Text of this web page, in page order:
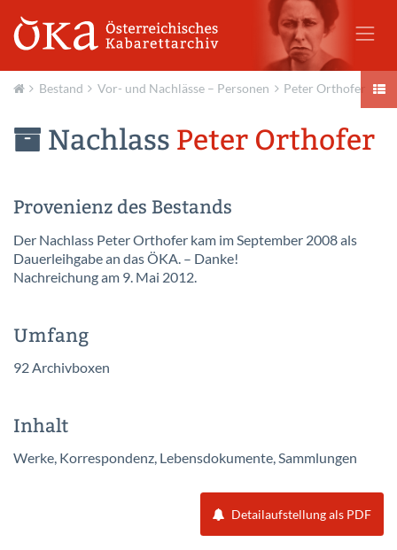
Bestand Vor- und Nachlässe – Personen Peter Orthofer
Nachlass Peter Orthofer
Provenienz des Bestands
Der Nachlass Peter Orthofer kam im September 2008 als
Dauerleihgabe an das ÖKA. – Danke!
Nachreichung am 9. Mai 2012.
Umfang
92 Archivboxen
Inhalt
Werke, Korrespondenz, Lebensdokumente, Sammlungen
Detailaufstellung als PDF